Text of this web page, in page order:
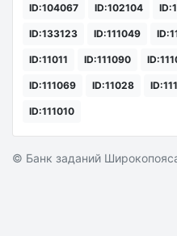
ID:104067 ID:102104
ID:133123 ID:111049
ID:11011 ID:111090
ID:111069 ID:11028
ID:111010
© Банк заданий